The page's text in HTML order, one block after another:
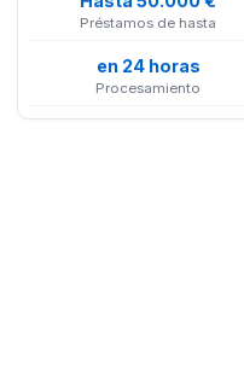
Préstamos de hasta
en 24 horas
Procesamiento